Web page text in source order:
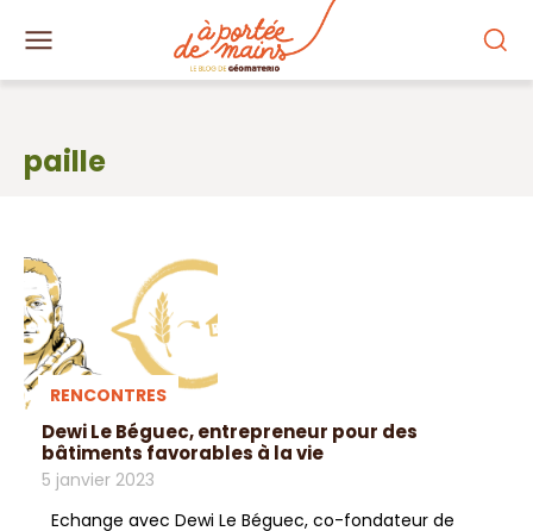
paille
RENCONTRES
Dewi Le Béguec, entrepreneur pour des
bâtiments favorables à la vie
5 janvier 2023